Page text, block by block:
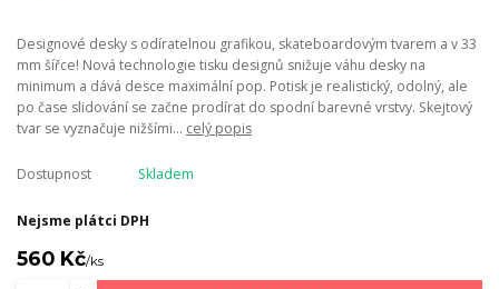
Designové desky s odíratelnou grafikou, skateboardovým tvarem a v 33
mm šířce! Nová technologie tisku designů snižuje váhu desky na
minimum a dává desce maximální pop. Potisk je realistický, odolný, ale
po čase slidování se začne prodírat do spodní barevné vrstvy. Skejtový
tvar se vyznačuje nižšími... celý popis
Dostupnost Skladem
Nejsme plátci DPH
560 Kč/ks